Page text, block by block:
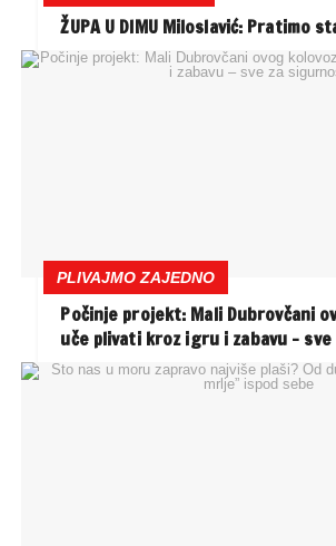
ŽUPA U DIMU Miloslavić: Pratimo
PLIVAJMO ZAJEDNO
Počinje projekt: Mali Dubrovčani
uče plivati kroz igru i zabavu –